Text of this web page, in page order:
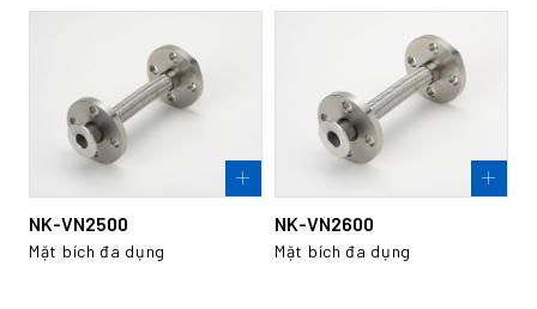
NK-VN2500
Mặt bích đa dụng
NK-VN2600
Mặt bích đa dụng